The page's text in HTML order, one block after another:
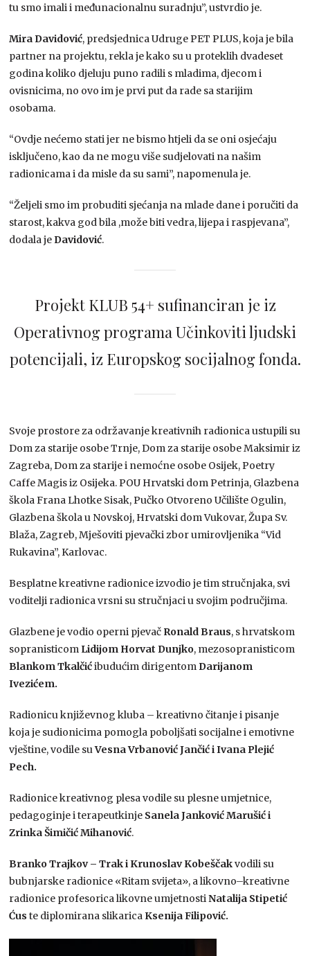
tu smo imali i međunacionalnu suradnju”, ustvrdio je.
Mira Davidović, predsjednica Udruge PET PLUS, koja je bila
partner na projektu, rekla je kako su u proteklih dvadeset
godina koliko djeluju puno radili s mladima, djecom i
ovisnicima, no ovo im je prvi put da rade sa starijim
osobama.
“Ovdje nećemo stati jer ne bismo htjeli da se oni osjećaju
isključeno, kao da ne mogu više sudjelovati na našim
radionicama i da misle da su sami”, napomenula je.
“Željeli smo im probuditi sjećanja na mlade dane i poručiti da
starost, kakva god bila ,može biti vedra, lijepa i raspjevana”,
dodala je Davidović.
Projekt KLUB 54+ sufinanciran je iz
Operativnog programa Učinkoviti ljudski
potencijali, iz Europskog socijalnog fonda.
Svoje prostore za održavanje kreativnih radionica ustupili su
Dom za starije osobe Trnje, Dom za starije osobe Maksimir iz
Zagreba, Dom za starije i nemoćne osobe Osijek, Poetry
Caffe Magis iz Osijeka. POU Hrvatski dom Petrinja, Glazbena
škola Frana Lhotke Sisak, Pučko Otvoreno Učilište Ogulin,
Glazbena škola u Novskoj, Hrvatski dom Vukovar, Župa Sv.
Blaža, Zagreb, Mješoviti pjevački zbor umirovljenika “Vid
Rukavina”, Karlovac.
Besplatne kreativne radionice izvodio je tim stručnjaka, svi
voditelji radionica vrsni su stručnjaci u svojim područjima.
Glazbene je vodio operni pjevač Ronald Braus, s hrvatskom
sopranisticom Lidijom Horvat Dunjko, mezosopranisticom
Blankom Tkalčićibudućim dirigentom Darijanom
Ivezićem.
Radionicu književnog kluba – kreativno čitanje i pisanje
koja je sudionicima pomogla poboljšati socijalne i emotivne
vještine, vodile suVesna Vrbanović Jančić i Ivana Plejić
Pech.
Radionice kreativnog plesa vodile su plesne umjetnice,
pedagoginje i terapeutkinje Sanela Janković Marušić i
Zrinka Šimičić Mihanović.
Branko Trajkov – Trak i Krunoslav Kobeščakvodili su
bubnjarske radionice «Ritam svijeta», a likovno–kreativne
radionice profesorica likovne umjetnostiNatalija Stipetić
Ćus te diplomirana slikarica Ksenija Filipović.